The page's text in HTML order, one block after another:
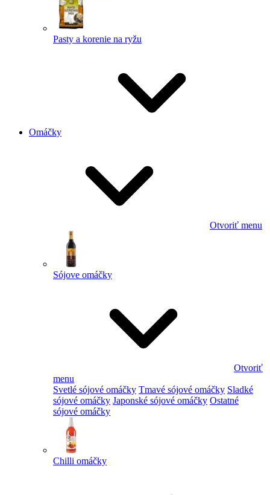
Pasty a korenie na ryžu
Omáčky
Otvoriť menu
Sójove omáčky
Otvoriť
menu
Svetlé sójové omáčky Tmavé sójové omáčky Sladké
sójové omáčky Japonské sójové omáčky Ostatné
sójové omáčky
Chilli omáčky